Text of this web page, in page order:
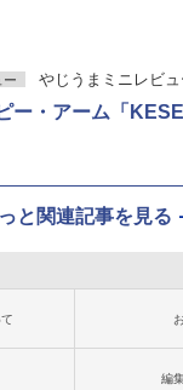
ー やじうまミニレビュ
ー・アーム「
と関連記事を見る
編